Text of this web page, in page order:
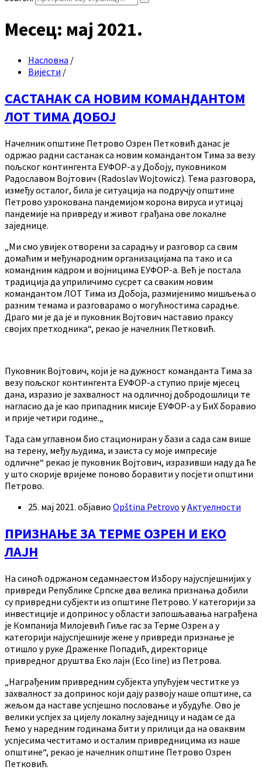
Месец: мај 2021.
Насловна /
Вијести /
САСТАНАК СА НОВИМ КОМАНДАНТОМ
ЛОТ ТИМА ДОБОЈ
Начелник општине Петрово Озрен Петковић данас је
одржао радни састанак са новим командантом Тима за везу
пољског контингента ЕУФОР-а у Добоју, пуковником
Радославом Војтович (Radoslav Wojtowicz). Тема разговора,
између осталог, била је ситуација на подручју општине
Петрово узрокована пандемијом корона вируса и утицај
пандемије на привреду и живот грађана ове локалне
заједнице.
„Ми смо увијек отворени за сарадњу и разговор са свим
домаћим и међународним организацијама па тако и са
командним кадром и војницима ЕУФОР-а. Већ је постала
традиција да уприличимо сусрет са сваким новим
командантом ЛОТ Тима из Добоја, размијенимо мишљења о
разним темама и разговарамо о могућностима сарадње.
Драго ми је да је и пуковник Војтович наставио праксу
својих претходника“, рекао је начелник Петковић.
Пуковник Војтович, који је на дужност команданта Тима за
везу пољског контингента ЕУФОР-а ступио прије мјесец
дана, изразио је захвалност на одличној добродошлици те
нагласио да је као припадник мисије ЕУФОР-а у БиХ боравио
и прије четири године.„
Тада сам углавном био стациониран у бази а сада сам више
на терену, међу људима, и заиста су моје импресије
одличне“ рекао је пуковник Војтович, изразивши наду да ће
у што скорије вријеме поново боравити у посјети општини
Петрово.
25. мај 2021. објавио Opština Petrovo уАктуелности
ПРИЗНАЊЕ ЗА ТЕРМЕ ОЗРЕН И ЕКО
ЛАЈН
На синоћ одржаном седамнаестом Избору најуспјешнијих у
привреди Републике Српске два велика признања добили
су привредни субјекти из општине Петрово. У категорији за
инвестиције и допринос у области запошљавања награђена
је Компанија Милојевић Гиље гас за Терме Озрен а у
категорији најуспјешније жене у привреди признање је
отишло у руке Драженке Попадић, директорице
привредног друштва Еко лајн (Eco line) из Петрова.
„Награђеним привредним субјекта упућујем честитке уз
захвалност за допринос који дају развоју наше општине, са
жељом да наставе успјешно пословање и убудуће. Ово је
велики успјех за цијелу локалну заједницу и надам се да
ћемо у наредним годинама бити у прилици да на оваквим
успјесима честитамо и осталим привредницима из наше
општине“, рекао је начелник општине Петрово Озрен
Петковић.